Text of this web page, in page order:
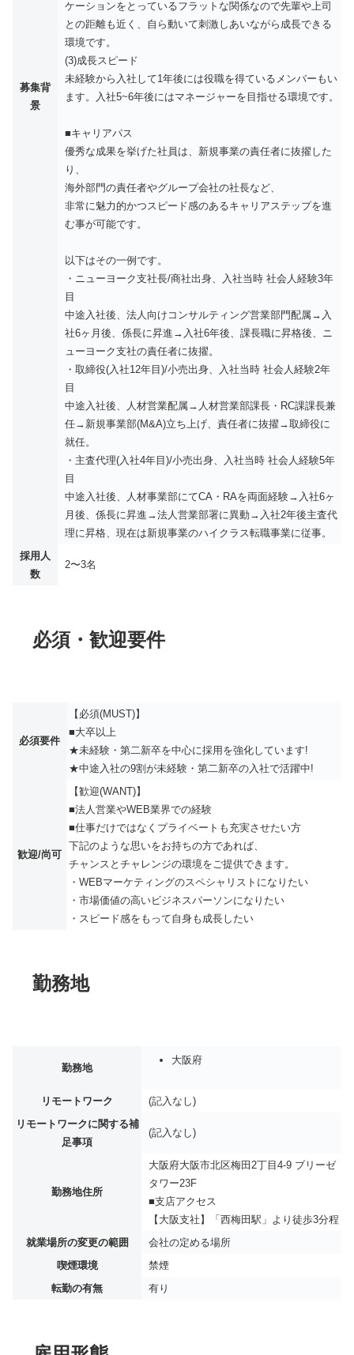
募集背
景
ケーションをとっているフラットな関係なので先輩や上司
との距離も近く、自ら動いて刺激しあいながら成長できる
環境です。
(3)成長スピード
未経験から入社して1年後には役職を得ているメンバーもい
ます。入社5~6年後にはマネージャーを目指せる環境です。
■キャリアパス
優秀な成果を挙げた社員は、新規事業の責任者に抜擢した
り、
海外部門の責任者やグループ会社の社長など、
非常に魅力的かつスピード感のあるキャリアステップを進
む事が可能です。
以下はその一例です。
・ニューヨーク支社長/商社出身、入社当時 社会人経験3年
目
中途入社後、法人向けコンサルティング営業部門配属→入
社6ヶ月後、係長に昇進→入社6年後、課長職に昇格後、ニ
ューヨーク支社の責任者に抜擢。
・取締役(入社12年目)/小売出身、入社当時 社会人経験2年
目
中途入社後、人材営業配属→人材営業部課長・RC課課長兼
任→新規事業部(M&A)立ち上げ、責任者に抜擢→取締役に
就任。
・主査代理(入社4年目)/小売出身、入社当時 社会人経験5年
目
中途入社後、人材事業部にてCA・RAを両面経験→入社6ヶ
月後、係長に昇進→法人営業部署に異動→入社2年後主査代
理に昇格、現在は新規事業のハイクラス転職事業に従事。
採用人
数
2〜3名
必須・歓迎要件
必須要件
【必須(MUST)】
■大卒以上
★未経験・第二新卒を中心に採用を強化しています!
★中途入社の9割が未経験・第二新卒の入社で活躍中!
歓迎/尚可
【歓迎(WANT)】
■法人営業やWEB業界での経験
■仕事だけではなくプライベートも充実させたい方
下記のような思いをお持ちの方であれば、
チャンスとチャレンジの環境をご提供できます。
・WEBマーケティングのスペシャリストになりたい
・市場価値の高いビジネスパーソンになりたい
・スピード感をもって自身も成長したい
勤務地
勤務地
大阪府
リモートワーク
(記入なし)
リモートワークに関する補
足事項
(記入なし)
勤務地住所
大阪府大阪市北区梅田2丁目4-9 ブリーゼ
タワー23F
■支店アクセス
【大阪支社】「西梅田駅」より徒歩3分程
就業場所の変更の範囲
会社の定める場所
喫煙環境
禁煙
転勤の有無
有り